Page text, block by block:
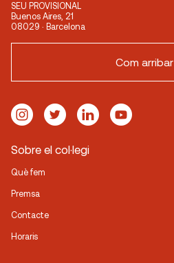
SEU PROVISIONAL
Buenos Aires, 21
08029 · Barcelona
Com arribar
Sobre el col·legi
Què fem
Premsa
Contacte
Horaris